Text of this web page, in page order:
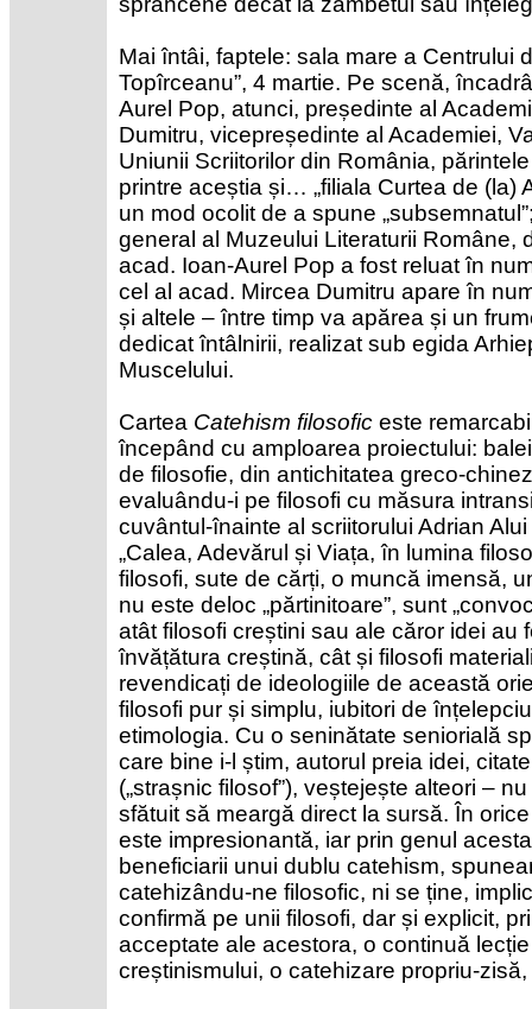
Mai întâi, faptele: sala mare a Centrului
Topîrceanu”, 4 martie. Pe scenă,
Aurel Pop, atunci, președinte al
Dumitru, vicepreședinte al Academiei,
Uniunii Scriitorilor din România,
printre aceștia și… „filiala Curtea de (la)
un mod ocolit de a spune
general al Muzeului Literaturii Române,
acad. Ioan-Aurel Pop a fost reluat în
cel al acad. Mircea Dumitru apare în
și altele – între timp va apărea și un
dedicat întâlnirii, realizat sub egida
Muscelului.
Cartea Catehism filosofic este
începând cu amploarea proiectului:
de filosofie, din antichitatea greco-
evaluându-i pe filosofi cu măsura
cuvântul-înainte al scriitorului Adrian
„Calea, Adevărul și Viața, în lumina
filosofi, sute de cărți, o muncă imensă,
nu este deloc „părtinitoare”, sunt
atât filosofi creștini sau ale căror idei au
învățătura creștină, cât și filosofi
revendicați de ideologiile de această
filosofi pur și simplu, iubitori de
etimologia. Cu o seninătate seniorială
care bine i-l știm, autorul preia idei,
(„strașnic filosof”), veștejește alteori –
sfătuit să meargă direct la sursă. În
este impresionantă, iar prin genul
beneficiarii unui dublu catehism,
catehizându-ne filosofic, ni se ține,
confirmă pe unii filosofi, dar și explicit,
acceptate ale acestora, o continuă
creștinismului, o catehizare propriu-